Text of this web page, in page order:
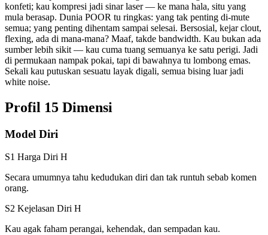
konfeti; kau kompresi jadi sinar laser — ke mana hala, situ yang
mula berasap. Dunia POOR tu ringkas: yang tak penting di-mute
semua; yang penting dihentam sampai selesai. Bersosial, kejar clout,
flexing, ada di mana-mana? Maaf, takde bandwidth. Kau bukan ada
sumber lebih sikit — kau cuma tuang semuanya ke satu perigi. Jadi
di permukaan nampak pokai, tapi di bawahnya tu lombong emas.
Sekali kau putuskan sesuatu layak digali, semua bising luar jadi
white noise.
Profil 15 Dimensi
Model Diri
S1 Harga Diri H
Secara umumnya tahu kedudukan diri dan tak runtuh sebab komen
orang.
S2 Kejelasan Diri H
Kau agak faham perangai, kehendak, dan sempadan kau.